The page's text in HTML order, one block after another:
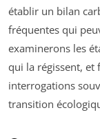
établir un bilan
fréquentes qui
examinerons les
qui la régissent, et
interrogations
transition